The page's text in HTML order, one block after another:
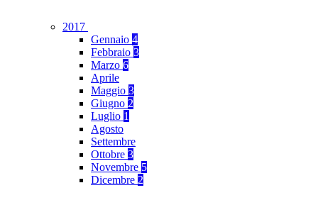
2017
Gennaio 4
Febbraio 3
Marzo 6
Aprile
Maggio 3
Giugno 2
Luglio 1
Agosto
Settembre
Ottobre 3
Novembre 5
Dicembre 2